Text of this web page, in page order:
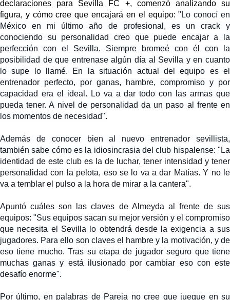
declaraciones para Sevilla FC +, comenzó analizando su
figura, y cómo cree que encajará en el equipo:"Lo conocí en
México en mi último año de profesional, es un crack y
conociendo su personalidad creo que puede encajar a la
perfección con el Sevilla. Siempre bromeé con él con la
posibilidad de que entrenase algún día al Sevilla y en cuanto
lo supe lo llamé. En la situación actual del equipo es el
entrenador perfecto, por ganas, hambre, compromiso y por
capacidad era el ideal . Lo va a dar todo con las armas que
pueda tener. A nivel de personalidad da un paso al frente en
los momentos de necesidad".
Además de conocer bien al nuevo entrenador sevillista,
también sabe cómo es la idiosincrasia del club hispalense:"La
identidad de este club es la de luchar, tener intensidad y tener
personalidad con la pelota, eso se lo va a dar Matías. Y no le
va a temblar el pulso a la hora de mirar a la cantera".
Apuntó cuáles son las claves de Almeyda al frente de sus
equipos: "Sus equipos sacan su mejor versión y el compromiso
que necesita el Sevilla lo obtendrá desde la exigencia a sus
jugadores. Para ello son claves el hambre y la motivación, y de
eso tiene mucho. Tras su etapa de jugador seguro que tiene
muchas ganas y está ilusionado por cambiar eso con este
desafío enorme".
Por último, en palabras de Pareja no cree que juegue en su